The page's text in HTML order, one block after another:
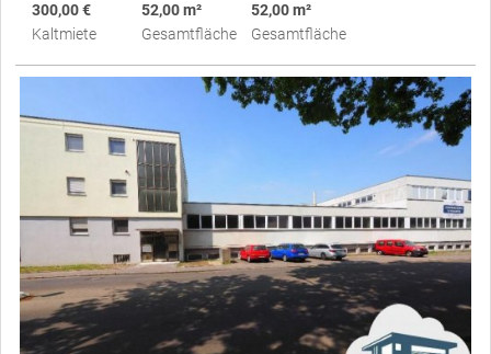
300,00 €
Kaltmiete
52,00 m²
Gesamtfläche
52,00 m²
Gesamtfläche